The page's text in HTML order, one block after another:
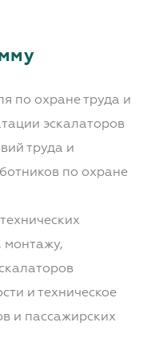
по охране труда и
эскалаторов
труда и
по охране
монтажу,
и техническое
и пассажирских